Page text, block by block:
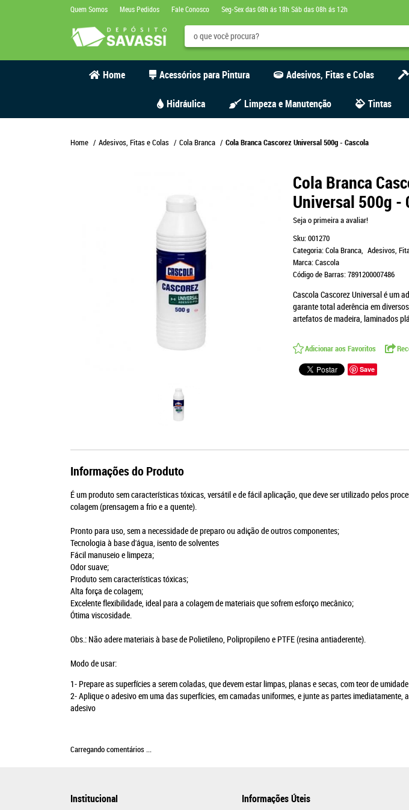
Quem Somos Meus Pedidos Fale Conosco Seg-Sex das 08h ás 18h Sáb das 08h ás 12h
Home Acessórios para Pintura Adesivos, Fitas e Colas
Hidráulica Limpeza e Manutenção Tintas
Home Adesivos, Fitas e Colas Cola Branca Cola Branca Cascorez Universal 500g - Cascola
Cola Branca
Universal 500g -
Seja o primeira a avaliar!
Sku:001270
Categoria:Cola Branca Adesivos,
Marca:Cascola
Código de Barras:7891200007486
Cascola Cascorez Universal é um
garante total aderência em
artefatos de madeira, laminados
Adicionar aos Favoritos
Save
Informações do Produto
É um produto sem características tóxicas, versátil e de fácil aplicação, que deve ser utilizado pelos
colagem (prensagem a frio e a quente).
Pronto para uso, sem a necessidade de preparo ou adição de outros componentes;
Tecnologia à base d'água, isento de solventes
Fácil manuseio e limpeza;
Odor suave;
Produto sem características tóxicas;
Alta força de colagem;
Excelente flexibilidade, ideal para a colagem de materiais que sofrem esforço mecânico;
Ótima viscosidade.
Obs.: Não adere materiais à base de Polietileno, Polipropileno e PTFE (resina antiaderente).
Modo de usar:
1- Prepare as superfícies a serem coladas, que devem estar limpas, planas e secas, com teor de
2- Aplique o adesivo em uma das superfícies, em camadas uniformes, e junte as partes imediatamente,
adesivo
Carregando comentários ...
Institucional Informações Úteis